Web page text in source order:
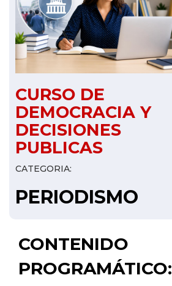
CURSO DE
DEMOCRACIA Y
DECISIONES
PUBLICAS
CATEGORIA:
PERIODISMO
CONTENIDO
PROGRAMÁTICO: